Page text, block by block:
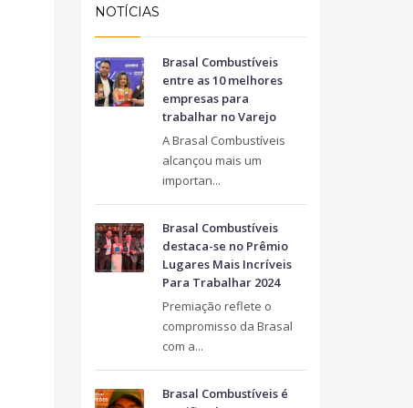
Taguatinga Setor Hoteleiro Sul
Fone: (61) 3036-9962
NOTÍCIAS
Brasal Combustíveis
entre as 10 melhores
empresas para
trabalhar no Varejo
A Brasal Combustíveis
alcançou mais um
importan...
Brasal Combustíveis
destaca-se no Prêmio
Lugares Mais Incríveis
Para Trabalhar 2024
Premiação reflete o
compromisso da Brasal
com a...
Brasal Combustíveis é